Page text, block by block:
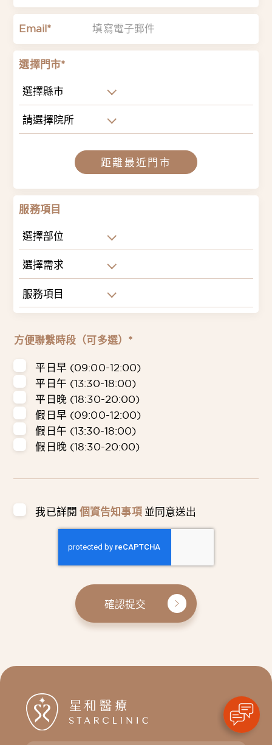
Email*
選擇門市*
選擇縣市
請選擇院所
距離最近門市
服務項目
選擇部位
選擇需求
服務項目
方便聯繫時段（可多選）*
平日早 (09:00-12:00)
平日午 (13:30-18:00)
平日晚 (18:30-20:00)
假日早 (09:00-12:00)
假日午 (13:30-18:00)
假日晚 (18:30-20:00)
我已詳閱 個資告知事項 並同意送出
確認提交